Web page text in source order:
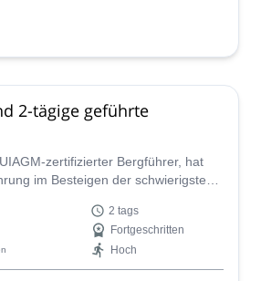
was die Überquerung noch
2-tägige geführte
zertifizierter Bergführer, hat
im Besteigen der schwierigsten
Sie ihn und genießen Sie eine
Besteigung der höchsten Wand
2 tags
Fortgeschritten
Hoch